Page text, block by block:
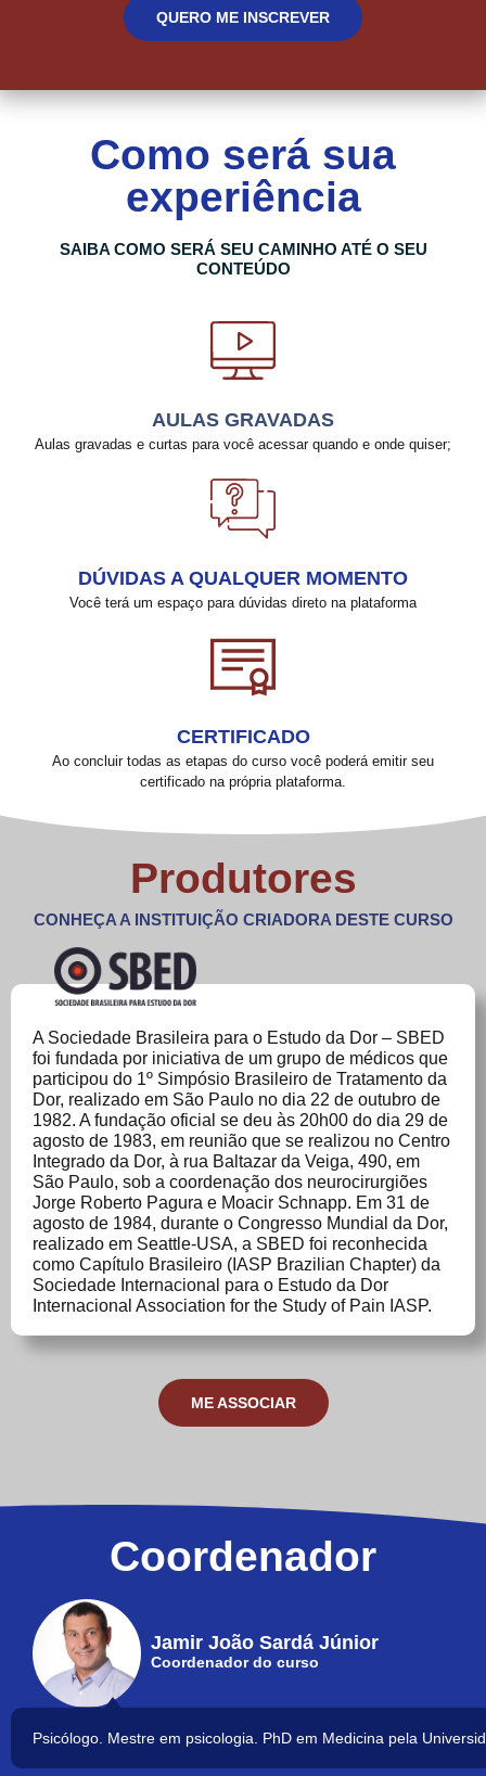
QUERO ME INSCREVER
Como será sua
experiência
SAIBA COMO SERÁ SEU CAMINHO ATÉ O SEU
CONTEÚDO
AULAS GRAVADAS
Aulas gravadas e curtas para você acessar quando e onde quiser;
DÚVIDAS A QUALQUER MOMENTO
Você terá um espaço para dúvidas direto na plataforma
CERTIFICADO
Ao concluir todas as etapas do curso você poderá emitir seu
certificado na própria plataforma.
Produtores
CONHEÇA A INSTITUIÇÃO CRIADORA DESTE CURSO
A Sociedade Brasileira para o Estudo da Dor – SBED
foi fundada por iniciativa de um grupo de médicos que
participou do 1º Simpósio Brasileiro de Tratamento da
Dor, realizado em São Paulo no dia 22 de outubro de
1982. A fundação oficial se deu às 20h00 do dia 29 de
agosto de 1983, em reunião que se realizou no Centro
Integrado da Dor, à rua Baltazar da Veiga, 490, em
São Paulo, sob a coordenação dos neurocirurgiões
Jorge Roberto Pagura e Moacir Schnapp. Em 31 de
agosto de 1984, durante o Congresso Mundial da Dor,
realizado em Seattle-USA, a SBED foi reconhecida
como Capítulo Brasileiro (IASP Brazilian Chapter) da
Sociedade Internacional para o Estudo da Dor
Internacional Association for the Study of Pain IASP.
ME ASSOCIAR
Coordenador
Psicólogo. Mestre em psicologia. PhD em Medicina pela
Jamir João Sardá Júnior
Coordenador do curso